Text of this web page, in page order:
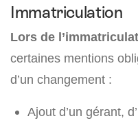
Immatriculation
Lors de
certaines mentions
d’un changement :
Ajout d’un gérant,